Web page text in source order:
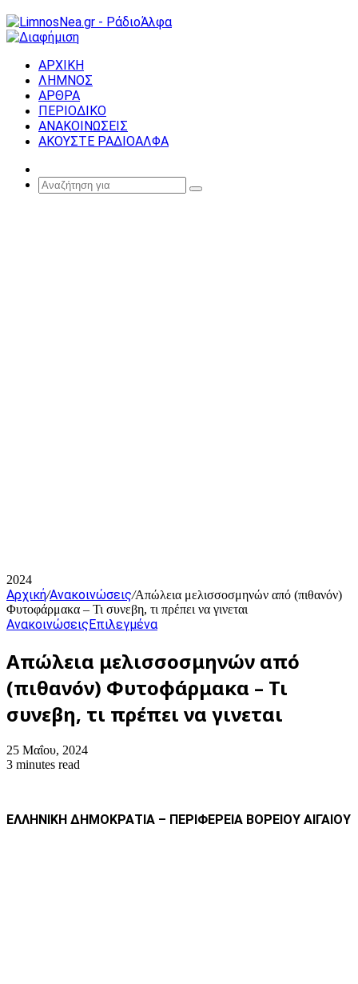
ΑΡΧΙΚΗ
ΛΗΜΝΟΣ
ΑΡΘΡΑ
ΠΕΡΙΟΔΙΚΟ
ΑΝΑΚΟΙΝΩΣΕΙΣ
ΑΚΟΥΣΤΕ ΡΑΔΙΟΑΛΦΑ
Article
Αναζήτηση
2024
Αρχική/Ανακοινώσεις/Απώλεια μελισσοσμηνών από (πιθανόν)
Φυτοφάρμακα – Τι συνεβη, τι πρέπει να γινεται
ΑνακοινώσειςΕπιλεγμένα
Απώλεια μελισσοσμηνών από
(πιθανόν) Φυτοφάρμακα – Τι
συνεβη, τι πρέπει να γινεται
25 Μαΐου, 2024
3 minutes read
ΕΛΛΗΝΙΚΗ ΔΗΜΟΚΡΑΤΙΑ – ΠΕΡΙΦΕΡΕΙΑ ΒΟΡΕΙΟΥ ΑΙΓΑΙΟΥ